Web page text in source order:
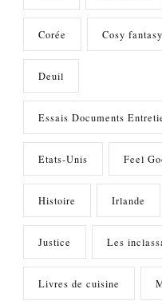
Corée Cosy fantasy
Deuil
Essais Documents
Etats-Unis Feel
Histoire Irlande
Justice Les
Livres de cuisine